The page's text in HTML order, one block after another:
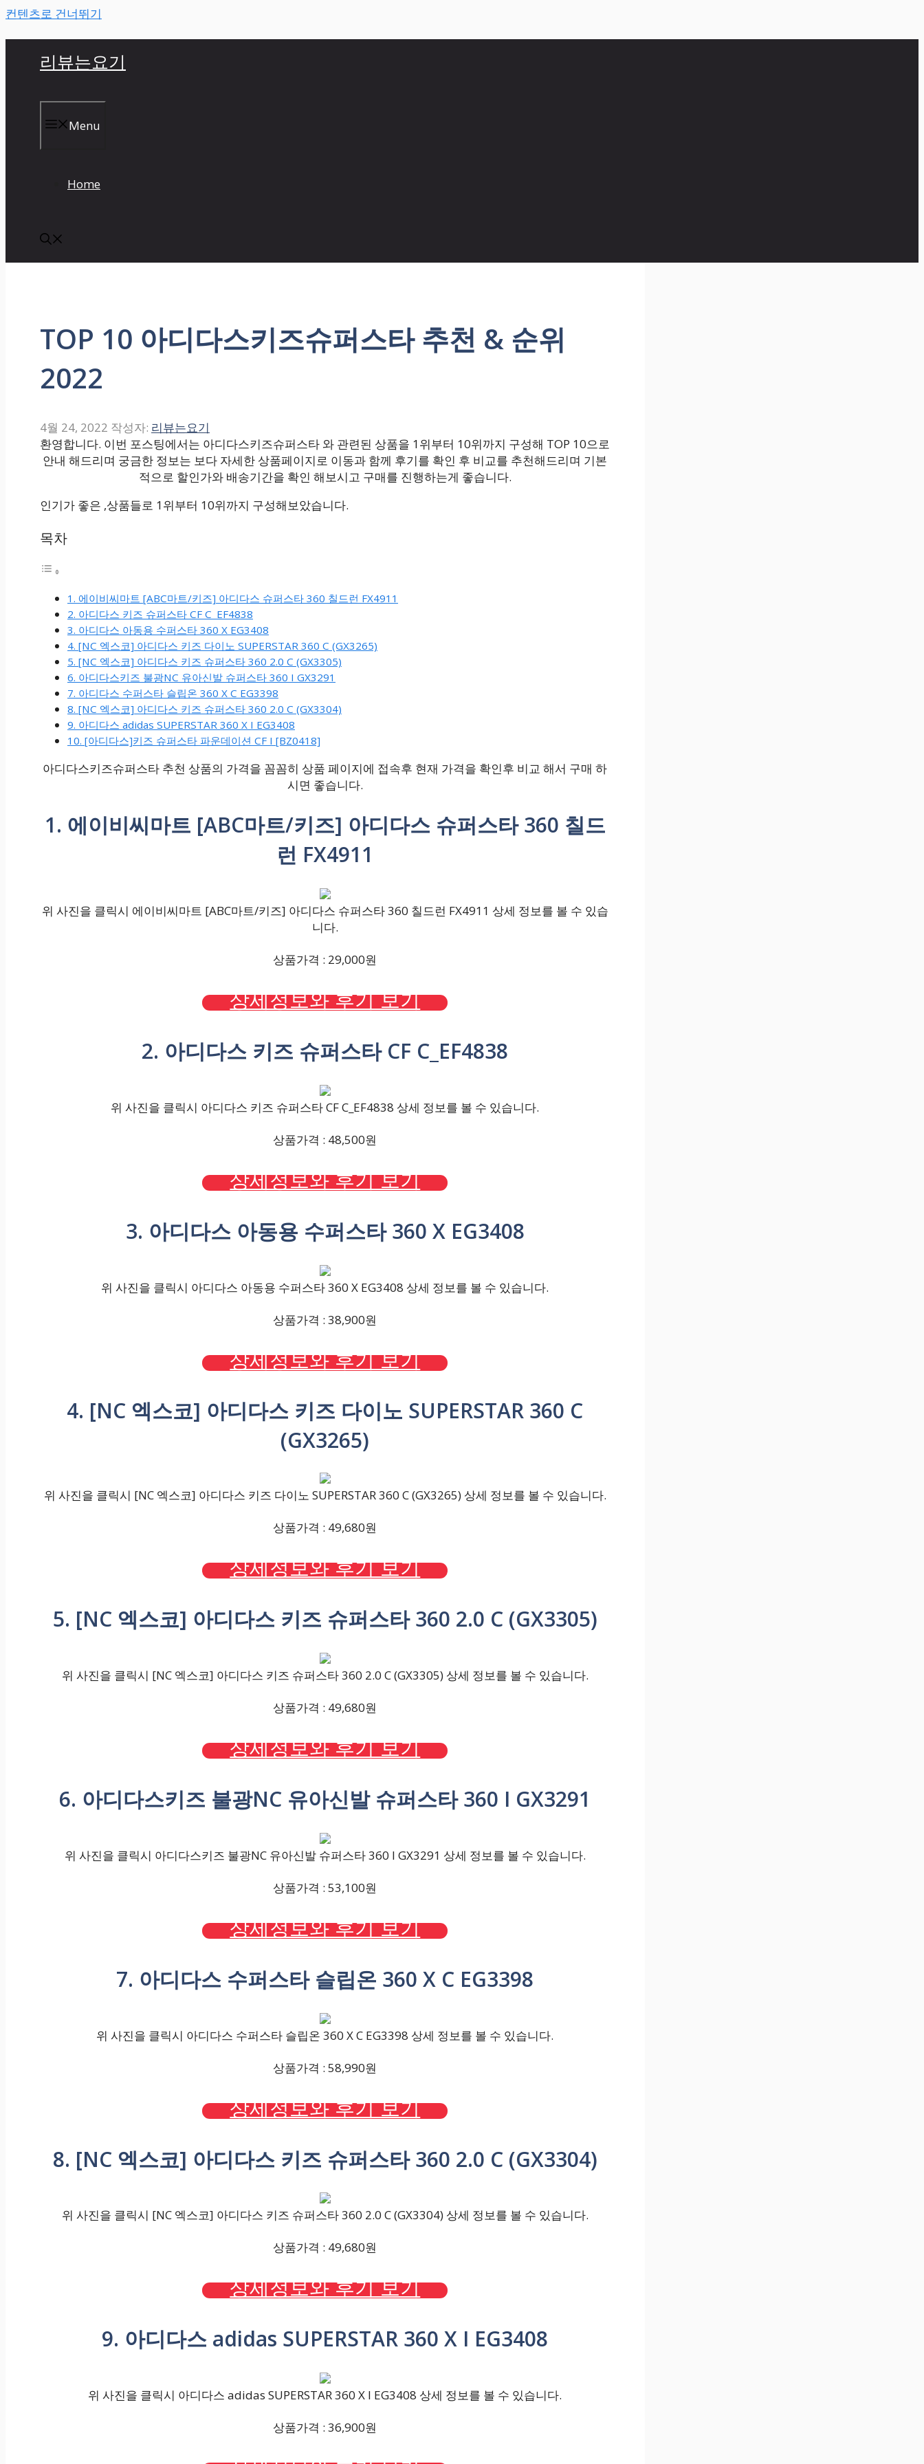
컨텐츠로 건너뛰기
리뷰는요기
Menu
Home
TOP 10 아디다스키즈슈퍼스타 추천 & 순위
2022
4월 24, 2022 작성자: 리뷰는요기
환영합니다. 이번 포스팅에서는 아디다스키즈슈퍼스타 와 관련된 상품을 1위부터 10위까지 구성해 TOP 10으로
안내 해드리며 궁금한 정보는 보다 자세한 상품페이지로 이동과 함께 후기를 확인 후 비교를 추천해드리며 기본
적으로 할인가와 배송기간을 확인 해보시고 구매를 진행하는게 좋습니다.
인기가 좋은 ,상품들로 1위부터 10위까지 구성해보았습니다.
목차
1. 에이비씨마트 [ABC마트/키즈] 아디다스 슈퍼스타 360 칠드런 FX4911
2. 아디다스 키즈 슈퍼스타 CF C_EF4838
3. 아디다스 아동용 수퍼스타 360 X EG3408
4. [NC 엑스코] 아디다스 키즈 다이노 SUPERSTAR 360 C (GX3265)
5. [NC 엑스코] 아디다스 키즈 슈퍼스타 360 2.0 C (GX3305)
6. 아디다스키즈 불광NC 유아신발 슈퍼스타 360 I GX3291
7. 아디다스 수퍼스타 슬립온 360 X C EG3398
8. [NC 엑스코] 아디다스 키즈 슈퍼스타 360 2.0 C (GX3304)
9. 아디다스 adidas SUPERSTAR 360 X I EG3408
10. [아디다스]키즈 슈퍼스타 파운데이션 CF I [BZ0418]
아디다스키즈슈퍼스타 추천 상품의 가격을 꼼꼼히 상품 페이지에 접속후 현재 가격을 확인후 비교 해서 구매 하
시면 좋습니다.
1. 에이비씨마트 [ABC마트/키즈] 아디다스 슈퍼스타 360 칠드
런 FX4911
위 사진을 클릭시 에이비씨마트 [ABC마트/키즈] 아디다스 슈퍼스타 360 칠드런 FX4911 상세 정보를 볼 수 있습
니다.
상품가격 : 29,000원
상세정보와 후기 보기
2. 아디다스 키즈 슈퍼스타 CF C_EF4838
위 사진을 클릭시 아디다스 키즈 슈퍼스타 CF C_EF4838 상세 정보를 볼 수 있습니다.
상품가격 : 48,500원
상세정보와 후기 보기
3. 아디다스 아동용 수퍼스타 360 X EG3408
위 사진을 클릭시 아디다스 아동용 수퍼스타 360 X EG3408 상세 정보를 볼 수 있습니다.
상품가격 : 38,900원
상세정보와 후기 보기
4. [NC 엑스코] 아디다스 키즈 다이노 SUPERSTAR 360 C
(GX3265)
위 사진을 클릭시 [NC 엑스코] 아디다스 키즈 다이노 SUPERSTAR 360 C (GX3265) 상세 정보를 볼 수 있습니다.
상품가격 : 49,680원
상세정보와 후기 보기
5. [NC 엑스코] 아디다스 키즈 슈퍼스타 360 2.0 C (GX3305)
위 사진을 클릭시 [NC 엑스코] 아디다스 키즈 슈퍼스타 360 2.0 C (GX3305) 상세 정보를 볼 수 있습니다.
상품가격 : 49,680원
상세정보와 후기 보기
6. 아디다스키즈 불광NC 유아신발 슈퍼스타 360 I GX3291
위 사진을 클릭시 아디다스키즈 불광NC 유아신발 슈퍼스타 360 I GX3291 상세 정보를 볼 수 있습니다.
상품가격 : 53,100원
상세정보와 후기 보기
7. 아디다스 수퍼스타 슬립온 360 X C EG3398
위 사진을 클릭시 아디다스 수퍼스타 슬립온 360 X C EG3398 상세 정보를 볼 수 있습니다.
상품가격 : 58,990원
상세정보와 후기 보기
8. [NC 엑스코] 아디다스 키즈 슈퍼스타 360 2.0 C (GX3304)
위 사진을 클릭시 [NC 엑스코] 아디다스 키즈 슈퍼스타 360 2.0 C (GX3304) 상세 정보를 볼 수 있습니다.
상품가격 : 49,680원
상세정보와 후기 보기
9. 아디다스 adidas SUPERSTAR 360 X I EG3408
위 사진을 클릭시 아디다스 adidas SUPERSTAR 360 X I EG3408 상세 정보를 볼 수 있습니다.
상품가격 : 36,900원